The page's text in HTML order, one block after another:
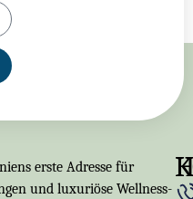
erste Adresse für
und luxuriöse Wellness-